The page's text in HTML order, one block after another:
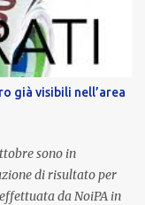
per i docenti
della
maniera stabile lo
né un
di retribuzione,
già visibili nell’area
sono in
di risultato per
da NoiPA in